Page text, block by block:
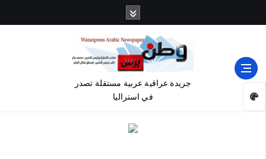
جريدة عراقية عربية مستقلة تصدر
في استراليا